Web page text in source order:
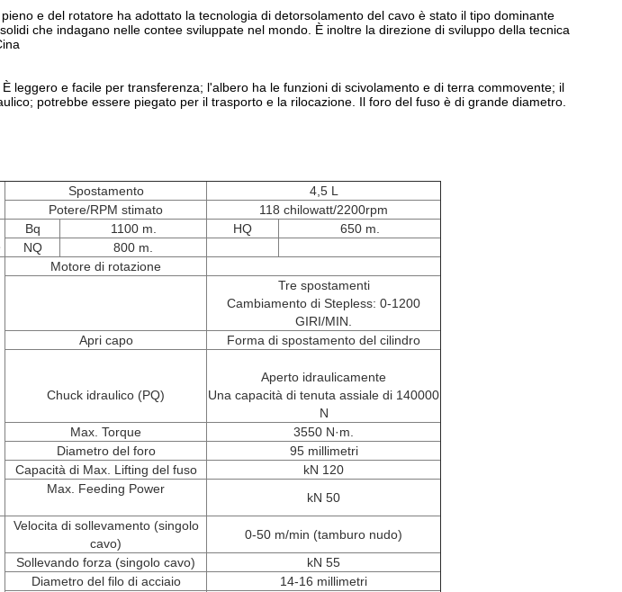
e del rotatore ha adottato la tecnologia di detorsolamento del cavo è stato il tipo dominante
che indagano nelle contee sviluppate nel mondo. È inoltre la direzione di sviluppo della tecnica
leggero e facile per transferenza; l'albero ha le funzioni di scivolamento e di terra commovente; il
potrebbe essere piegato per il trasporto e la rilocazione. Il foro del fuso è di grande diametro.
Spostamento
4,5 L
Potere/RPM stimato
118 chilowatt/2200rpm
Bq 1100 m. HQ
650 m.
NQ
800 m.
Motore di rotazione
Tre spostamenti
Cambiamento di Stepless: 0-1200
GIRI/MIN.
Apri capo
Forma di spostamento del cilindro
Chuck idraulico (PQ)
Aperto idraulicamente
Una capacità di tenuta assiale di 140000
N
Max. Torque
3550 N·m.
Diametro del foro
95 millimetri
Capacità di Max. Lifting del fuso
kN 120
Max. Feeding Power
kN 50
Velocita di sollevamento (singolo
cavo)
0-50 m/min (tamburo nudo)
Sollevando forza (singolo cavo)
kN 55
Diametro del filo di acciaio
14-16 millimetri